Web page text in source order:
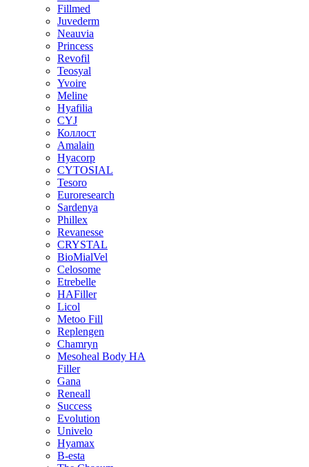
Fillmed
Juvederm
Neauvia
Princess
Revofil
Teosyal
Yvoire
Meline
Hyafilia
CYJ
Коллост
Amalain
Hyacorp
CYTOSIAL
Tesoro
Euroresearch
Sardenya
Phillex
Revanesse
CRYSTAL
BioMialVel
Celosome
Etrebelle
HAFiller
Licol
Metoo Fill
Replengen
Chamryn
Mesoheal Body HA
Filler
Gana
Reneall
Success
Evolution
Univelo
Hyamax
B-esta